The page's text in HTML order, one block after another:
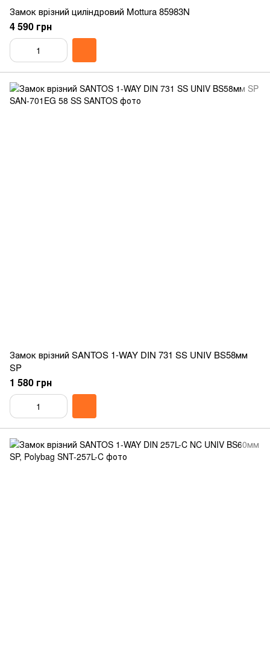
Замок врізний циліндровий Mottura 85983N
4 590 грн
Замок врізний SANTOS 1-WAY DIN 731 SS UNIV BS58мм
SP
1 580 грн